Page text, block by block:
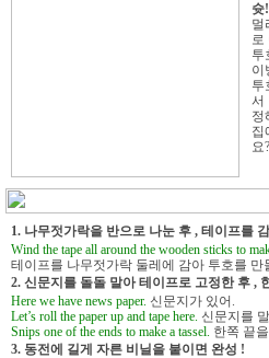
슛
멀
로
투
이
투
서
정
집
요?
1. 나무젓가락을 반으로 나눈 후 , 테이프를
Wind the tape all around the wooden sticks to
테이프를 나무젓가락 둘레에 감아 투호를 만
2. 신문지를 돌돌 말아 테이프로 고정한 후 ,
Here we have news paper. 신문지가 있어.
Let’s roll the paper up and tape here. 신문지를
Snips one of the ends to make a tassel. 한쪽 끝
3. 동전에 길게 자른 비닐을 붙이면 완성 !